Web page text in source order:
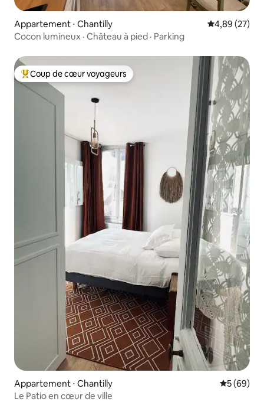
Appartement ⋅ Chantilly Évaluation
4,89 (27)
Cocon lumineux · Château à pied · Parking
Coups de cœur voyageurs les plus appréciés
Coup de cœur voyageurs
Appartement ⋅ Chantilly
5 (69)
Le Patio en cœur de ville